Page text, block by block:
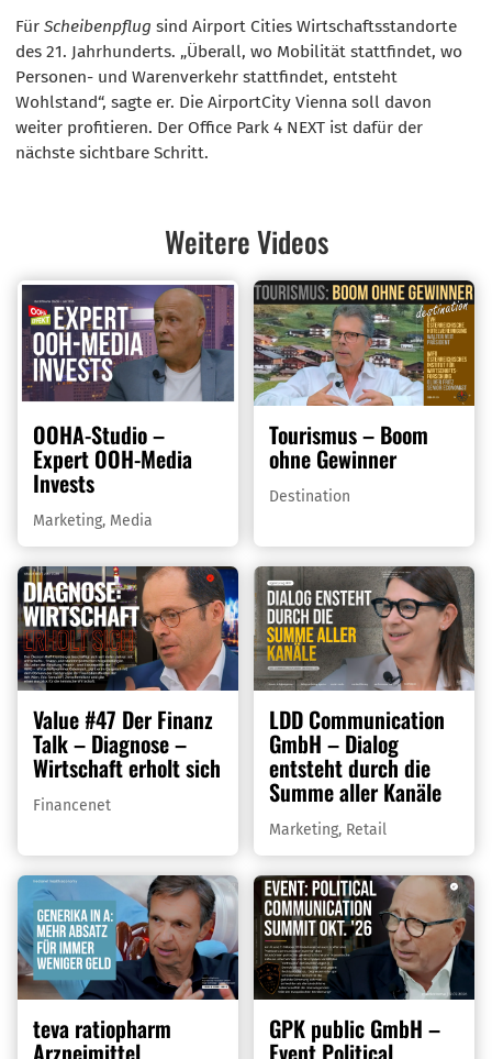
Für Scheibenpflug sind Airport Cities Wirtschaftsstandorte
des 21. Jahrhunderts. „Überall, wo Mobilität stattfindet, wo
Personen- und Warenverkehr stattfindet, entsteht
Wohlstand“, sagte er. Die AirportCity Vienna soll davon
weiter profitieren. Der Office Park 4 NEXT ist dafür der
nächste sichtbare Schritt.
Weitere Videos
OOHA-Studio –
Expert OOH-Media
Invests
Marketing, Media
Tourismus – Boom
ohne Gewinner
Destination
Value #47 Der Finanz
Talk – Diagnose –
Wirtschaft erholt sich
Financenet
LDD Communication
GmbH – Dialog
entsteht durch die
Summe aller Kanäle
Marketing, Retail
teva ratiopharm GPK public GmbH –